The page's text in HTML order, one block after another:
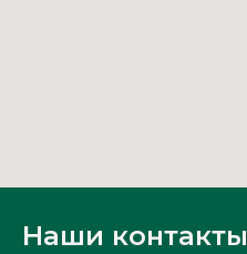
Наши контакты